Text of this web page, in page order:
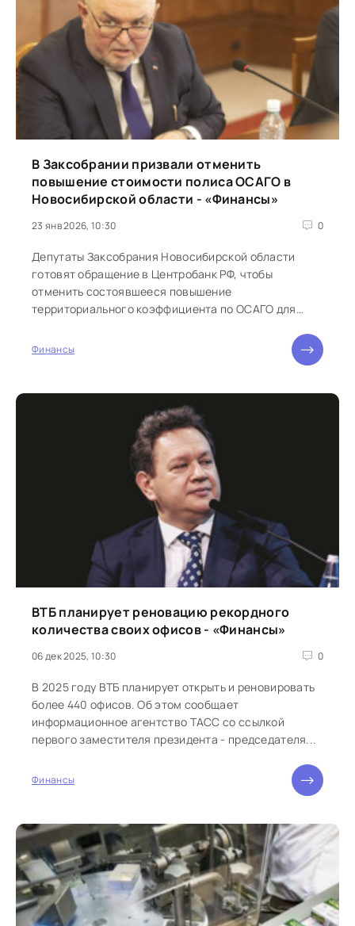
В Заксобрании призвали отменить
повышение стоимости полиса ОСАГО в
Новосибирской области - «Финансы»
23 янв 2026, 10:30 0
Депутаты Заксобрания Новосибирской области
готовят обращение в Центробанк РФ, чтобы
отменить состоявшееся повышение
территориального коэффициента по ОСАГО для
стоимости...
Финансы
ВТБ планирует реновацию рекордного
количества своих офисов - «Финансы»
06 дек 2025, 10:30 0
В 2025 году ВТБ планирует открыть и реновировать
более 440 офисов. Об этом сообщает
информационное агентство ТАСС со ссылкой
первого заместителя президента - председателя...
Финансы